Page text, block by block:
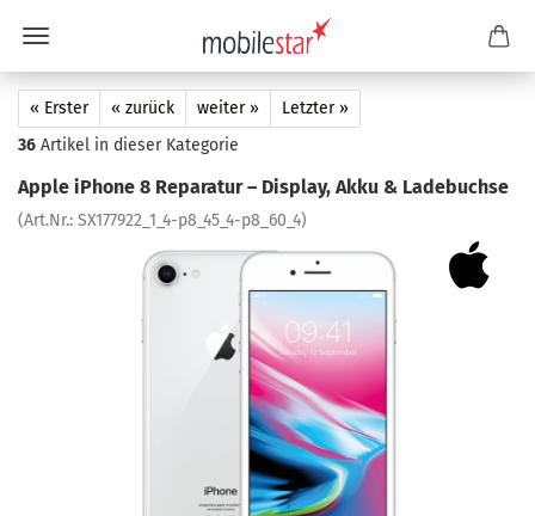
« Erster « zurück weiter »
Letzter »
36 Artikel in dieser Kategorie
Apple iPho­ne 8 Re­pa­ra­tur – Dis­play, Akku & La­de­buch­se
(Art.Nr.: SX177922_1_4-​p8_45_4-p8_60_4)